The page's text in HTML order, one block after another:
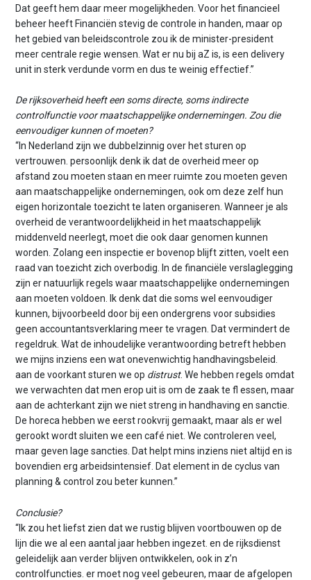
Dat geeft hem daar meer mogelijkheden. Voor het financieel
beheer heeft Financiën stevig de controle in handen, maar op
het gebied van beleidscontrole zou ik de minister-president
meer centrale regie wensen. Wat er nu bij aZ is, is een delivery
unit in sterk verdunde vorm en dus te weinig effectief.”
De rijksoverheid heeft een soms directe, soms indirecte
controlfunctie voor maatschappelijke ondernemingen. Zou die
eenvoudiger kunnen of moeten?
“In Nederland zijn we dubbelzinnig over het sturen op
vertrouwen. persoonlijk denk ik dat de overheid meer op
afstand zou moeten staan en meer ruimte zou moeten geven
aan maatschappelijke ondernemingen, ook om deze zelf hun
eigen horizontale toezicht te laten organiseren. Wanneer je als
overheid de verantwoordelijkheid in het maatschappelijk
middenveld neerlegt, moet die ook daar genomen kunnen
worden. Zolang een inspectie er bovenop blijft zitten, voelt een
raad van toezicht zich overbodig. In de financiële verslaglegging
zijn er natuurlijk regels waar maatschappelijke ondernemingen
aan moeten voldoen. Ik denk dat die soms wel eenvoudiger
kunnen, bijvoorbeeld door bij een ondergrens voor subsidies
geen accountantsverklaring meer te vragen. Dat vermindert de
regeldruk. Wat de inhoudelijke verantwoording betreft hebben
we mijns inziens een wat onevenwichtig handhavingsbeleid.
aan de voorkant sturen we op distrust. We hebben regels omdat
we verwachten dat men erop uit is om de zaak te fl essen, maar
aan de achterkant zijn we niet streng in handhaving en sanctie.
De horeca hebben we eerst rookvrij gemaakt, maar als er wel
gerookt wordt sluiten we een café niet. We controleren veel,
maar geven lage sancties. Dat helpt mins inziens niet altijd en is
bovendien erg arbeidsintensief. Dat element in de cyclus van
planning & control zou beter kunnen.”
Conclusie?
“Ik zou het liefst zien dat we rustig blijven voortbouwen op de
lijn die we al een aantal jaar hebben ingezet. en de rijksdienst
geleidelijk aan verder blijven ontwikkelen, ook in z’n
controlfuncties. er moet nog veel gebeuren, maar de afgelopen